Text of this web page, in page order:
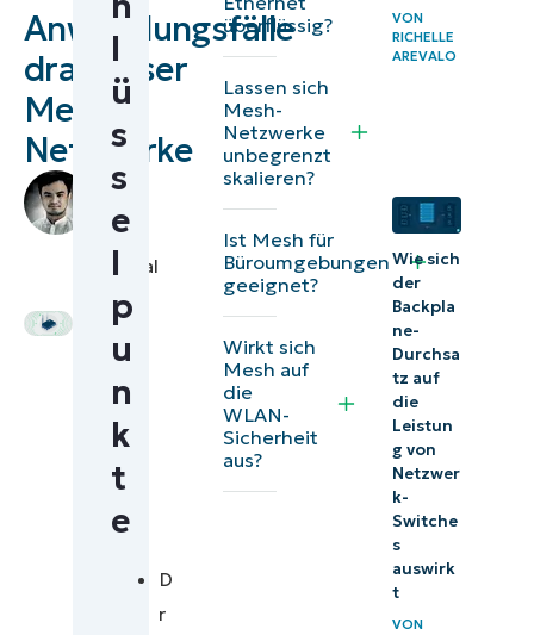
Anwendungsfälle
drahtloser
Mesh-
Netzwerke
Grant
Funtila
Technical
Netzwerke
Mesh-
Netzwerke im
Vergleich zu
herkömmlichen
Access-Point-
von
drahtlosen
Mesh-
Netzwerken
Leistungskompromisse
Anwendungsfälle
für Mesh-
l
ü
s
s
e
l
p
u
n
k
t
e
D
r
überflüssig?
Lassen sich
Mesh-
Netzwerke
unbegrenzt
skalieren?
Ist Mesh für
Büroumgebungen
geeignet?
Wirkt sich
Mesh auf
die
WLAN-
Sicherheit
aus?
VON
RICHELLE
AREVALO
Wie sich
der
Backpla
ne-
Durchsa
tz auf
die
Leistun
g von
Netzwer
k-
Switche
s
auswirk
t
VON